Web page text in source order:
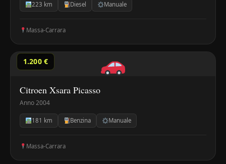
223 km Diesel Manuale
Massa-Carrara
1.200 €
Citroen Xsara Picasso
Anno 2004
181 km Benzina Manuale
Massa-Carrara